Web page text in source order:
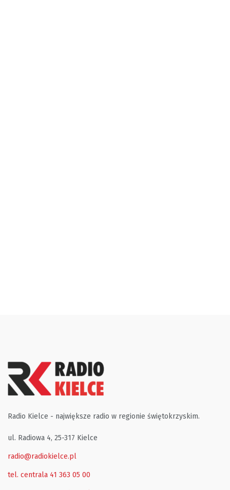
Radio Kielce - największe radio w regionie świętokrzyskim.
ul. Radiowa 4, 25-317 Kielce
radio@radiokielce.pl
tel. centrala 41 363 05 00